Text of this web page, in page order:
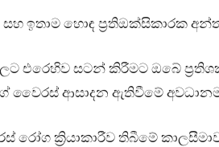
ඉතාම හොඳ ප්‍රතිඔක්සිකාරක
එරෙහිව සටන් කිරීමට ඔබේ
වෛරස් ආසාදන ඇතිවීමේ
රෝග ක්‍රියාකාරීව තිබීමේ